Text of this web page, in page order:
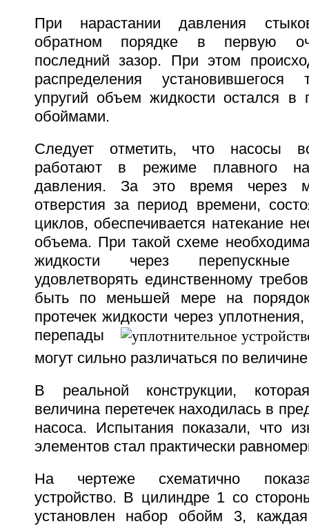
При нарастании давления
обратном порядке в первую
последний зазор. При этом
распределения установившегося
упругий объем жидкости остался в
обоймами.
Следует отметить, что насосы
работают в режиме плавного
давления. За это время через
отверстия за период времени,
циклов, обеспечивается натекание
объема. При такой схеме
жидкости через
удовлетворять единственному
быть по меньшей мере на
протечек жидкости через
перепады
могут сильно различаться по
В реальной конструкции,
величина перетечек находилась в
насоса. Испытания показали, что
элементов стал практически
На чертеже схематично
устройство. В цилиндре 1 со
установлен набор обойм 3,